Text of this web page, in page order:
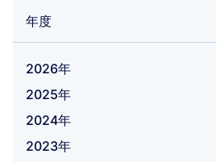
年度
2026年
2025年
2024年
2023年